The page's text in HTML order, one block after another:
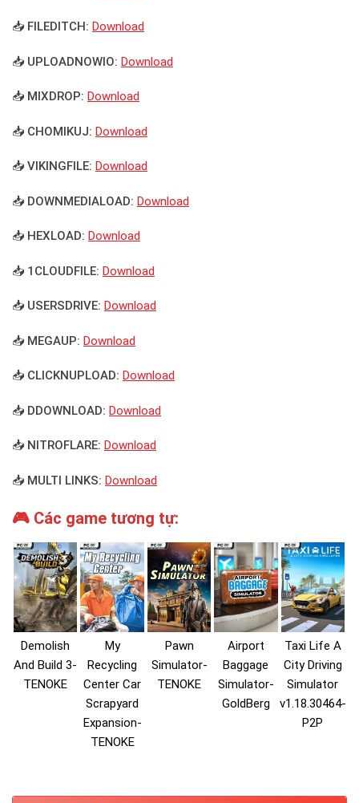
📥 FILEDITCH: Download
📥 UPLOADNOWIO: Download
📥 MIXDROP: Download
📥 CHOMIKUJ: Download
📥 VIKINGFILE: Download
📥 DOWNMEDIALOAD: Download
📥 HEXLOAD: Download
📥 1CLOUDFILE: Download
📥 USERSDRIVE: Download
📥 MEGAUP: Download
📥 CLICKNUPLOAD: Download
📥 DDOWNLOAD: Download
📥 NITROFLARE: Download
📥 MULTI LINKS: Download
🎮 Các game tương tự:
Demolish
And Build 3-
TENOKE
My
Recycling
Center Car
Scrapyard
Expansion-
TENOKE
Pawn
Simulator-
TENOKE
Airport
Baggage
Simulator-
GoldBerg
Taxi Life A
City Driving
Simulator
v1.18.30464-
P2P